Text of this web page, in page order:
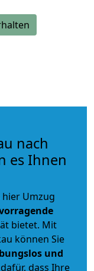
nach
es Ihnen
hier Umzug
bietet. Mit
können Sie
und
dass Ihre